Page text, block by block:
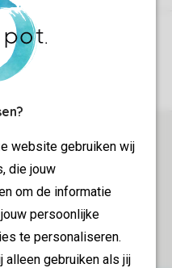
website gebruiken wij
die jouw
om de informatie
persoonlijke
te personaliseren.
alleen gebruiken als jij
own privacy